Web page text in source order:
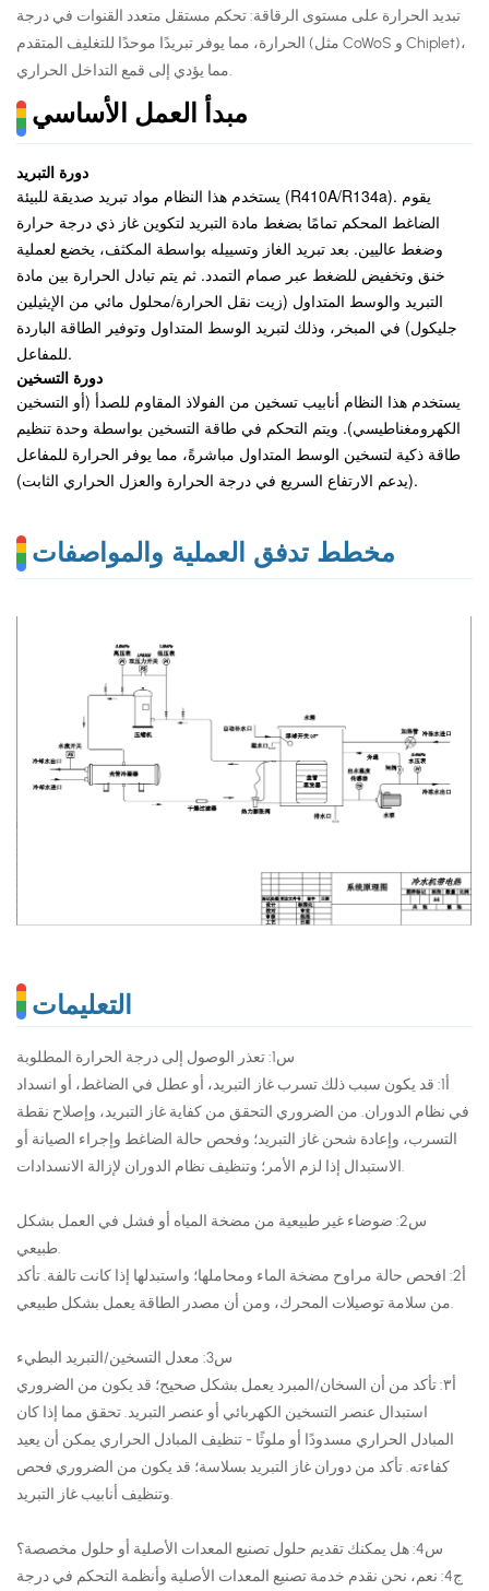
تبديد الحرارة على مستوى الرقاقة: تحكم مستقل متعدد القنوات في درجة
الحرارة، مما يوفر تبريدًا موحدًا للتغليف المتقدم (مثل CoWoS و Chiplet)،
مما يؤدي إلى قمع التداخل الحراري.
مبدأ العمل الأساسي
دورة التبريد
يستخدم هذا النظام مواد تبريد صديقة للبيئة (R410A/R134a). يقوم
الضاغط المحكم تمامًا بضغط مادة التبريد لتكوين غاز ذي درجة حرارة
وضغط عاليين. بعد تبريد الغاز وتسييله بواسطة المكثف، يخضع لعملية
خنق وتخفيض للضغط عبر صمام التمدد. ثم يتم تبادل الحرارة بين مادة
التبريد والوسط المتداول (زيت نقل الحرارة/محلول مائي من الإيثيلين
جليكول) في المبخر، وذلك لتبريد الوسط المتداول وتوفير الطاقة الباردة
للمفاعل.
دورة التسخين
يستخدم هذا النظام أنابيب تسخين من الفولاذ المقاوم للصدأ (أو التسخين
الكهرومغناطيسي). ويتم التحكم في طاقة التسخين بواسطة وحدة تنظيم
طاقة ذكية لتسخين الوسط المتداول مباشرةً، مما يوفر الحرارة للمفاعل
(يدعم الارتفاع السريع في درجة الحرارة والعزل الحراري الثابت).
مخطط تدفق العملية والمواصفات
التعليمات
س1: تعذر الوصول إلى درجة الحرارة المطلوبة
أ1: قد يكون سبب ذلك تسرب غاز التبريد، أو عطل في الضاغط، أو انسداد
في نظام الدوران. من الضروري التحقق من كفاية غاز التبريد، وإصلاح نقطة
التسرب، وإعادة شحن غاز التبريد؛ وفحص حالة الضاغط وإجراء الصيانة أو
الاستبدال إذا لزم الأمر؛ وتنظيف نظام الدوران لإزالة الانسدادات.
س2: ضوضاء غير طبيعية من مضخة المياه أو فشل في العمل بشكل
طبيعي.
أ2: افحص حالة مراوح مضخة الماء ومحاملها؛ واستبدلها إذا كانت تالفة. تأكد
من سلامة توصيلات المحرك، ومن أن مصدر الطاقة يعمل بشكل طبيعي.
س3: معدل التسخين/التبريد البطيء
أ٣: تأكد من أن السخان/المبرد يعمل بشكل صحيح؛ قد يكون من الضروري
استبدال عنصر التسخين الكهربائي أو عنصر التبريد. تحقق مما إذا كان
المبادل الحراري مسدودًا أو ملوثًا - تنظيف المبادل الحراري يمكن أن يعيد
كفاءته. تأكد من دوران غاز التبريد بسلاسة؛ قد يكون من الضروري فحص
وتنظيف أنابيب غاز التبريد.
س4: هل يمكنك تقديم حلول تصنيع المعدات الأصلية أو حلول مخصصة؟
ج4: نعم، نحن نقدم خدمة تصنيع المعدات الأصلية وأنظمة التحكم في درجة